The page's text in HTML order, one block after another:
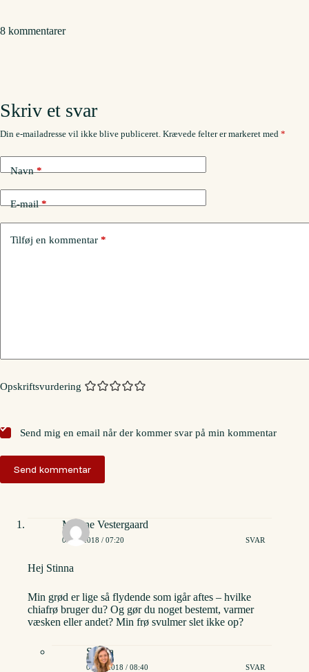
8 kommentarer
Skriv et svar
Din e-mailadresse vil ikke blive publiceret. Krævede felter er markeret med *
Navn*
E-mail*
Tilføj en kommentar *
Opskriftsvurdering
Send mig en email når der kommer svar på min kommentar
Send kommentar
Malene Vestergaard
01/03/2018 / 07:20 SVAR
Hej Stinna
Min grød er lige så flydende som igår aftes – hvilke
chiafrø bruger du? Og gør du noget bestemt, varmer
væsken eller andet? Min frø svulmer slet ikke op?
Stinna
01/03/2018 / 08:40 SVAR